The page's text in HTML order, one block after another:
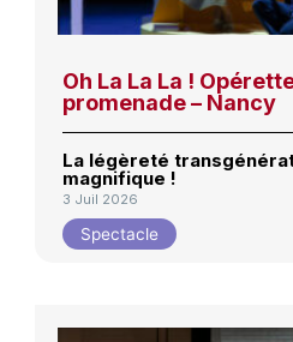
Oh La La La !
promenade – Nancy
La légèreté
magnifique !
3 Juil 2026
Spectacle